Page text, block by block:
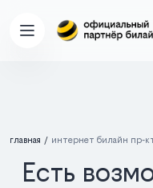
главная интернет билайн пр-
Есть